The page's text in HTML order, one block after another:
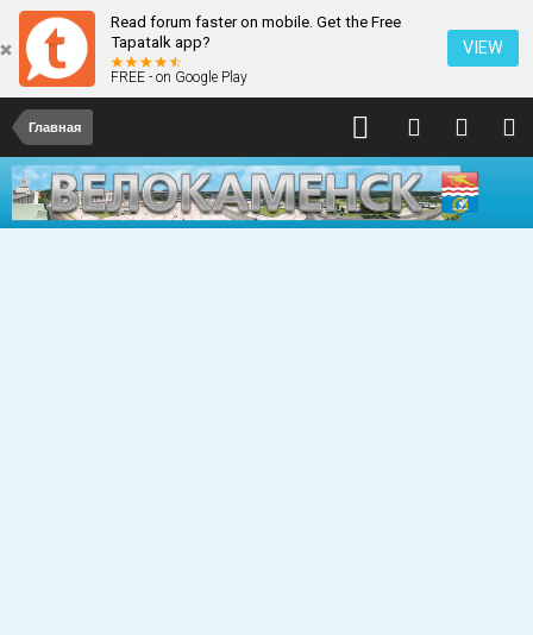
Read forum faster on mobile. Get the Free
Tapatalk app?
FREE - on Google Play
VIEW
Главная